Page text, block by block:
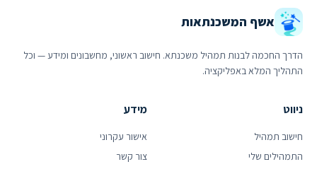
אשף המשכנתאות
הדרך החכמה לבנות תמהיל משכנתא. חישוב ראשוני, מחשבונים ומידע — וכל
התהליך המלא באפליקציה.
ניווט
חישוב תמהיל
התמהילים שלי
מידע
אישור עקרוני
צור קשר